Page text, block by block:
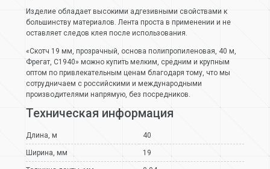
Изделие обладает высокими адгезивными свойствами к
большинству материалов. Лента проста в применении и не
оставляет следов клея после использования.
«Скотч 19 мм, прозрачный, основа полипропиленовая, 40 м,
Фрегат, С1940» можно купить мелким, средним и крупным
оптом по привлекательным ценам благодаря тому, что мы
сотрудничаем с российскими и международными
производителями напрямую, без посредников.
Техническая информация
Длина, м 40
Ширина, мм 19